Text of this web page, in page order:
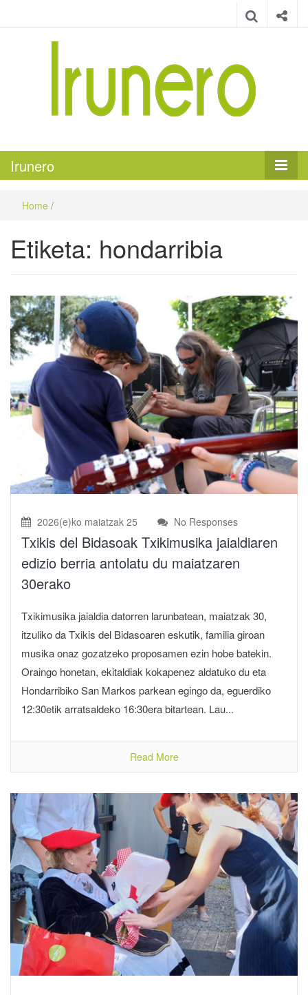
Irunero
Home /
Etiketa: hondarribia
2026(e)ko maiatzak 25 No Responses
Txikis del Bidasoak Txikimusika jaialdiaren
edizio berria antolatu du maiatzaren
30erako
Txikimusika jaialdia datorren larunbatean, maiatzak 30,
itzuliko da Txikis del Bidasoaren eskutik, familia giroan
musika onaz gozatzeko proposamen ezin hobe batekin.
Oraingo honetan, ekitaldiak kokapenez aldatuko du eta
Hondarribiko San Markos parkean egingo da, eguerdiko
12:30etik arratsaldeko 16:30era bitartean. Lau...
Read More